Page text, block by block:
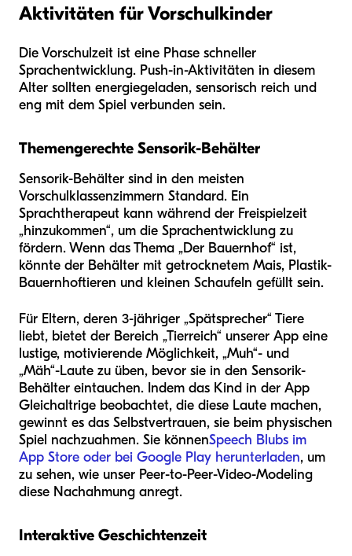
Aktivitäten für Vorschulkinder
Die Vorschulzeit ist eine Phase schneller
Sprachentwicklung. Push-in-Aktivitäten in diesem
Alter sollten energiegeladen, sensorisch reich und
eng mit dem Spiel verbunden sein.
Themengerechte Sensorik-Behälter
Sensorik-Behälter sind in den meisten
Vorschulklassenzimmern Standard. Ein
Sprachtherapeut kann während der Freispielzeit
„hinzukommen“, um die Sprachentwicklung zu
fördern. Wenn das Thema „Der Bauernhof“ ist,
könnte der Behälter mit getrocknetem Mais, Plastik-
Bauernhoftieren und kleinen Schaufeln gefüllt sein.
Für Eltern, deren 3-jähriger „Spätsprecher“ Tiere
liebt, bietet der Bereich „Tierreich“ unserer App eine
lustige, motivierende Möglichkeit, „Muh“- und
„Mäh“-Laute zu üben, bevor sie in den Sensorik-
Behälter eintauchen. Indem das Kind in der App
Gleichaltrige beobachtet, die diese Laute machen,
gewinnt es das Selbstvertrauen, sie beim physischen
Spiel nachzuahmen. Sie könnenSpeech Blubs im
App Store oder bei Google Play herunterladen, um
zu sehen, wie unser Peer-to-Peer-Video-Modeling
diese Nachahmung anregt.
Interaktive Geschichtenzeit